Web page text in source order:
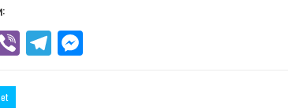
ViberTelegramMessenger